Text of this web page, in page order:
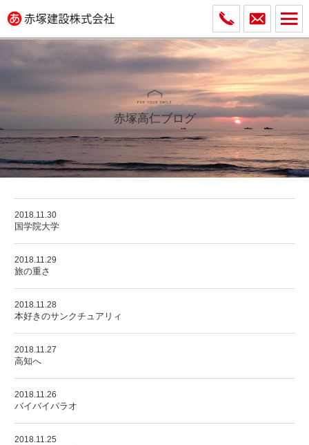
赤塚高仁ブログ
2018.11.30
国学院大学
2018.11.29
旅の重さ
2018.11.28
本好きのサンクチュアリィ
2018.11.27
高知へ
2018.11.26
バイバイパラオ
2018.11.25